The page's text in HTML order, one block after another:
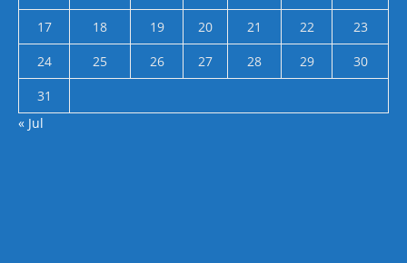
17
18 19 20 21 22
23
24
25 26 27 28 29
30
31
« Jul